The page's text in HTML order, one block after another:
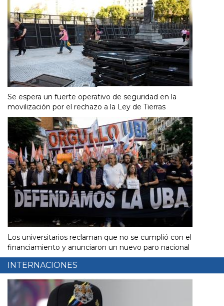
Se espera un fuerte operativo de seguridad en la
movilización por el rechazo a la Ley de Tierras
Los universitarios reclaman que no se cumplió con el
financiamiento y anunciaron un nuevo paro nacional
INTERNACIONES